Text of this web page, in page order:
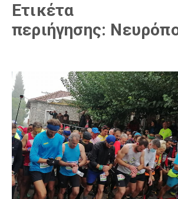
Ετικέτα
περιήγησης: